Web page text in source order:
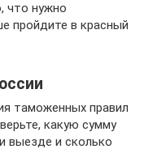
что нужно
пройдите в красный
таможенных правил
какую сумму
выезде и сколько